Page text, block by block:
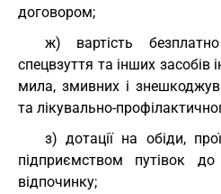
договором;
ж) вартість
спецвзуття та інших засобів
мила, змивних і
та лікувально-
з) дотації на обіди,
підприємством путівок до
відпочинку;